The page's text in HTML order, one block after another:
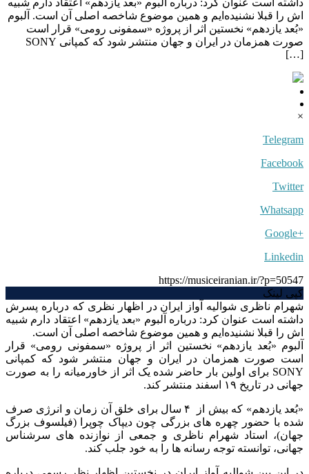
اش را قبلا نشنیده‌ایم و همین موضوع شاخصه اصلی آن است. آلبوم
«بُعد یازدهم» نخستین اثر از پروژه «سمفونی رومی» قرار است
صورت همزمان در ایران و جهان منتشر شود که کمپانی SONY
[…]
×
Telegram
Facebook
Twitter
Whatsapp
+Google
Linkedin
https://musiceiranian.ir/?p=50547
کپی لینک
شهرام ناظری شوالیه آواز ایران در اظهار نظری که درباره پسرش
داشته است عنوان کرد: درباره آلبوم «بعد یازدهم» اعتقاد دارم شبیه
اش را قبلا نشنیده‌ایم و همین موضوع شاخصه اصلی آن است.
آلبوم «بُعد یازدهم» نخستین اثر از پروژه «سمفونی رومی» قرار
است صورت همزمان در ایران و جهان منتشر شود که کمپانی
SONY برای اولین بار حاضر شده یک اثر از خاورمیانه را به صورت
جهانی در تاریخ ۱۹ اسفند منتشر کند.
«بُعد یازدهم» که بیش از ۴ سال برای خلق آن زمان و انرژی صرف
شده با حضور چهره های بزرگی چون دیپاک چوپرا (فیلسوف بزرگ
جهان)، استاد شهرام ناظری و جمعی از نوازنده های سرشناس
جهانی، توانسته توجه رسانه ها را به خود جلب کند.